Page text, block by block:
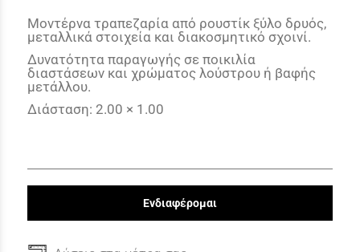
Μοντέρνα τραπεζαρία από ρουστίκ ξύλο δρυός,
μεταλλικά στοιχεία και διακοσμητικό σχοινί.
Δυνατότητα παραγωγής σε ποικιλία
διαστάσεων και χρώματος λούστρου ή βαφής
μετάλλου.
Διάσταση: 2.00 × 1.00
Ενδιαφέρομαι